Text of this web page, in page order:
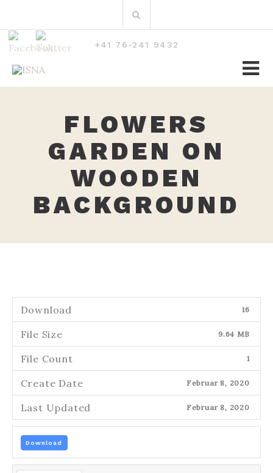
nach:
+41 76-241 9432
FLOWERS
GARDEN ON
WOODEN
BACKGROUND
Download 16
File Size 9.64 MB
File Count 1
Create Date Februar 8, 2020
Last Updated Februar 8, 2020
Download